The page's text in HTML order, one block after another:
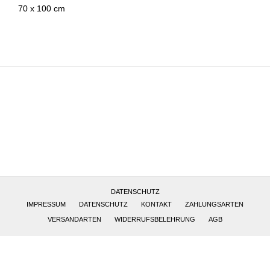
70 x 100 cm
DATENSCHUTZ
IMPRESSUM
DATENSCHUTZ KONTAKT ZAHLUNGSARTEN
VERSANDARTEN WIDERRUFSBELEHRUNG AGB